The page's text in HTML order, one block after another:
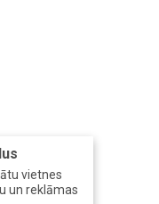
vietnes
un reklāmas